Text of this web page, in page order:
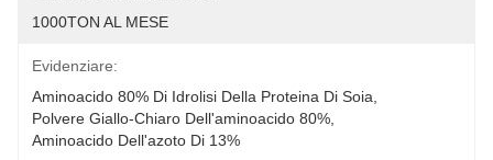
1000TON AL MESE
Evidenziare:
Aminoacido 80% Di Idrolisi Della Proteina Di Soia
Polvere Giallo-Chiaro Dell'aminoacido 80%
Aminoacido Dell'azoto Di 13%